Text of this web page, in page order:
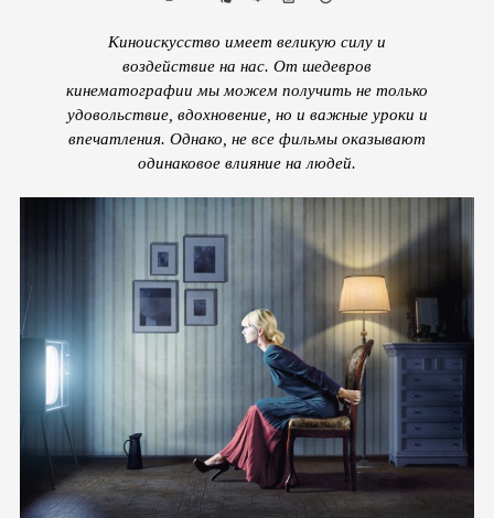
Киноискусство имеет великую силу и
воздействие на нас. От шедевров
кинематографии мы можем получить не только
удовольствие, вдохновение, но и важные уроки и
впечатления. Однако, не все фильмы оказывают
одинаковое влияние на людей.